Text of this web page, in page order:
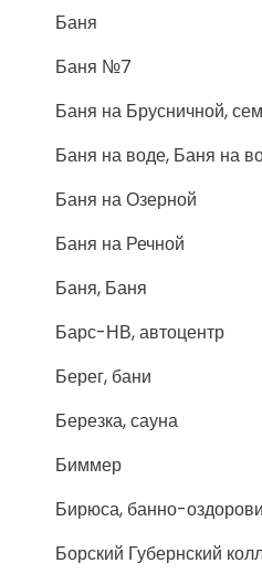
Баня
Баня №7
Баня на Брусничной,
Баня на воде, Баня на
Баня на Озерной
Баня на Речной
Баня, Баня
Барс-НВ, автоцентр
Берег, бани
Березка, сауна
Биммер
Бирюса, банно-
Борский Губернский